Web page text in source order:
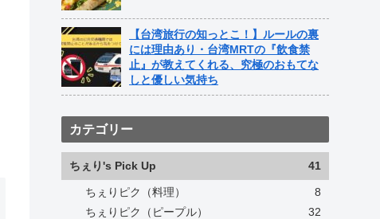
【台湾旅行の知っとこ！】ルールの裏
には理由あり・台湾MRTの『飲食禁
止』が教えてくれる、究極のおもてな
しと優しい気持ち
カテゴリー
ちぇり's Pick Up 41
ちぇりピク（料理）
8
ちぇりピク（ピープル）
32